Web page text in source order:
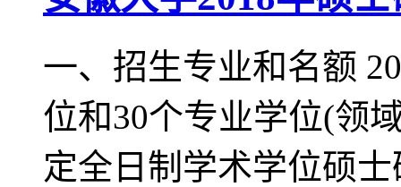
一、招生专业和名额
位和30个专业学位(领
定全日制学术学位硕